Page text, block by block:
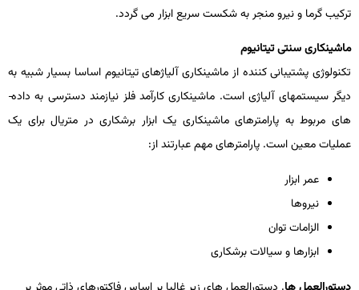
ترکیب گرما و نیرو منجر به شکست سریع ابزار می­ گردد.
ماشین­کاری سنتی تیتانیوم
تکنولوژی پشتیبانی­ کننده از ماشین­کاری آلیاژهای تیتانیوم اساسا بسیار شبیه به
دیگر سیستم­های آلیاژی است. ماشین­کاری کارآمد فلز نیازمند دسترسی به داده­
های مربوط به پارامترهای ماشین­کاری یک ابزار برشکاری در متریال برای یک
عملیات معین است. پارامترهای مهم عبارتند از:
عمر ابزار
نیروها
الزامات توان
ابزارها و سیالات برشکاری